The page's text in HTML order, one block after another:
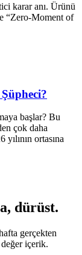
karar anı. Ürünü
“Zero-Moment of
başlar? Bu
çok daha
ortasına
dürüst.
gerçekten
içerik.